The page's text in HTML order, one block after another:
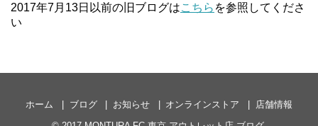
2017年7月13日以前の旧ブログはこちら を参照してくださ
い
ホーム ブログ お知らせ オンラインストア
店舗情報